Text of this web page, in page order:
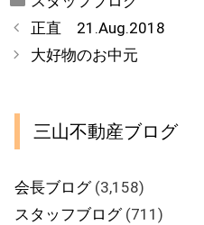
テ
リ
正直 21.Aug.2018
大好物のお中元
三山不動産ブログ
会長ブログ(3,158)
スタッフブログ(711)